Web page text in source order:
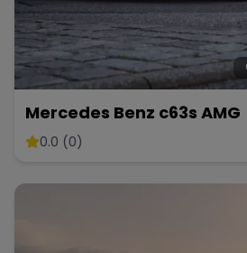
Mercedes Benz c63s AMG
0.0 (0)